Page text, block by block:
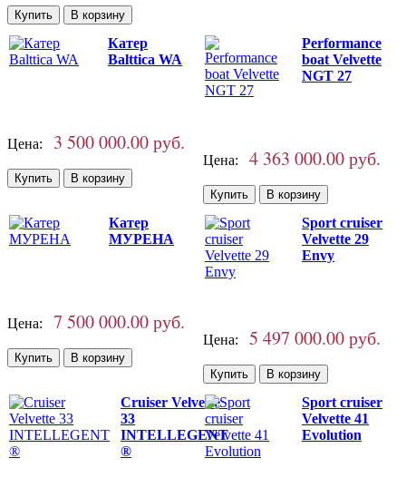
Катер
Balttica WA
Цена: 3 500 000.00 руб.
Performance
boat Velvette
NGT 27
Цена: 4 363 000.00 руб.
Катер
МУРЕНА
Цена: 7 500 000.00 руб.
Sport cruiser
Velvette 29
Envy
Цена: 5 497 000.00 руб.
Cruiser Velvette
33
INTELLEGENT
®
Sport cruiser
Velvette 41
Evolution